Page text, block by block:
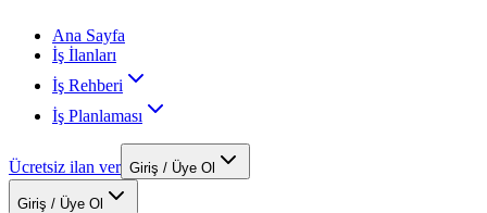
Ana Sayfa
İş İlanları
İş Rehberi
İş Planlaması
Ücretsiz ilan ver Giriş / Üye Ol
Giriş / Üye Ol